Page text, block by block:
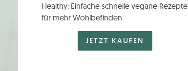
Healthy: Einfache schnelle vegane Rezepte
für mehr Wohlbefinden
JETZT KAUFEN